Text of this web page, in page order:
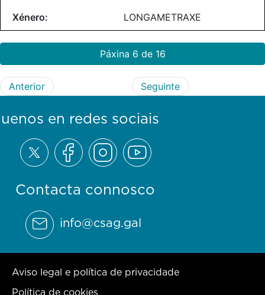
LONGAMETRAXE
Páxina 6 de 16
Anterior Seguinte
Contacta connosco
info@csag.gal
en redes sociais
Aviso legal e política de privacidade
Política de cookies